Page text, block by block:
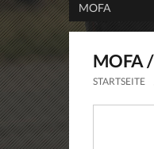
MOFA
STARTSEITE